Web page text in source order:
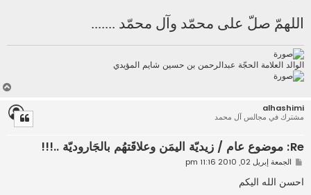
اللهمّ صلّ على محمّد وآل محمّد .......
الوالد العلامة الحجّة عبدالرحمن بن حسين شايم المؤيدي
alhashimi
مشترك في مجالس آل محمد
Re: موضوع عام / زيديّة اليمَن وعلاقَتهُم بالجَاروديّة ..!!!
م
ر
الجمعة إبريل 02, 2010 11:16 pm
احسن الله اليكم